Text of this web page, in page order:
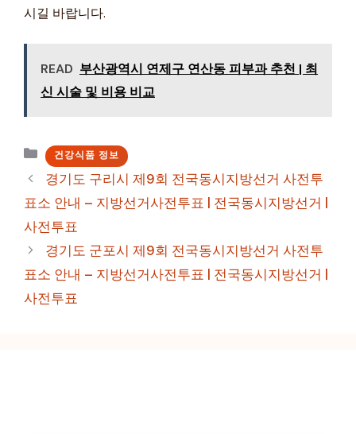
시길 바랍니다.
READ 부산광역시 연제구 연산동 피부과 추천 | 최
신 시술 및 비용 비교
카
테
리
건강식품 정보
경기도 구리시 제9회 전국동시지방선거 사전투
표소 안내 – 지방선거사전투표 | 전국동시지방선거 |
사전투표
경기도 군포시 제9회 전국동시지방선거 사전투
표소 안내 – 지방선거사전투표 | 전국동시지방선거 |
사전투표